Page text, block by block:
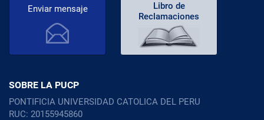
Enviar mensaje
Libro de
Reclamaciones
SOBRE LA PUCP
PONTIFICIA UNIVERSIDAD CATOLICA DEL PERU
RUC: 20155945860